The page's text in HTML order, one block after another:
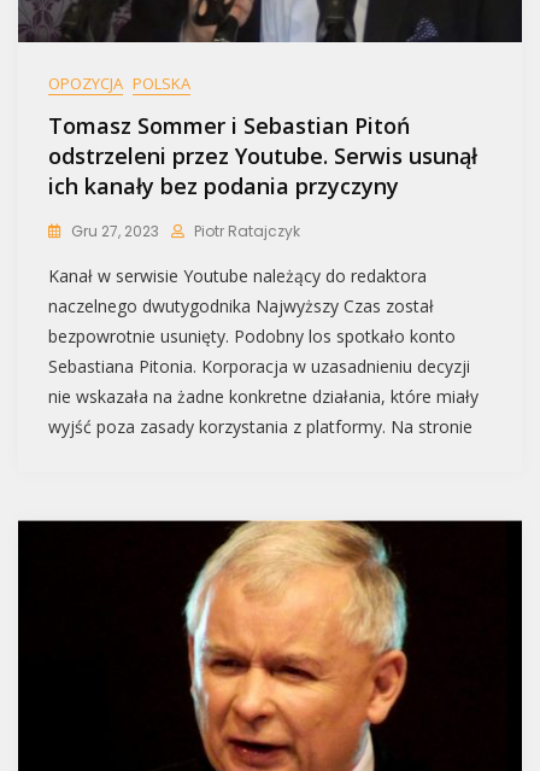
OPOZYCJA POLSKA
Tomasz Sommer i Sebastian Pitoń
odstrzeleni przez Youtube. Serwis usunął
ich kanały bez podania przyczyny
Gru 27, 2023 Piotr Ratajczyk
Kanał w serwisie Youtube należący do redaktora
naczelnego dwutygodnika Najwyższy Czas został
bezpowrotnie usunięty. Podobny los spotkało konto
Sebastiana Pitonia. Korporacja w uzasadnieniu decyzji
nie wskazała na żadne konkretne działania, które miały
wyjść poza zasady korzystania z platformy. Na stronie